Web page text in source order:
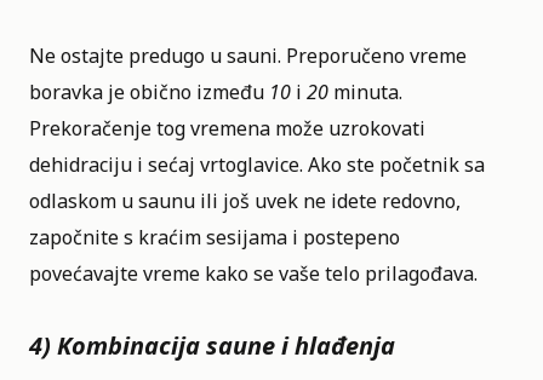
Ne ostajte predugo u sauni. Preporučeno vreme
boravka je obično između 10 i 20 minuta.
Prekoračenje tog vremena može uzrokovati
dehidraciju i sećaj vrtoglavice. Ako ste početnik sa
odlaskom u saunu ili još uvek ne idete redovno,
započnite s kraćim sesijama i postepeno
povećavajte vreme kako se vaše telo prilagođava.
4) Kombinacija saune i hlađenja